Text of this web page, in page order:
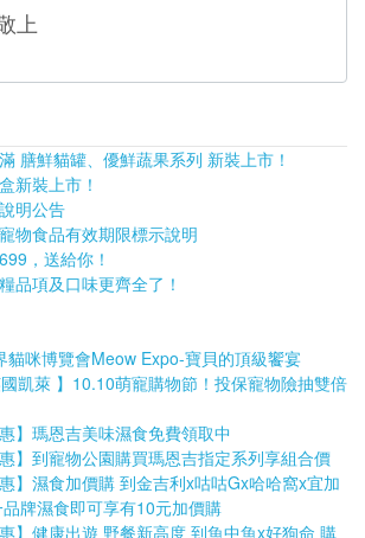
上
膳鮮貓罐、優鮮蔬果系列 新裝上市！
新裝上市！
明公告
物食品有效期限標示說明
，送給你！
品項及口味更齊全了！
貓咪博覽會Meow Expo-寶貝的頂級饗宴
國凱萊 】10.10萌寵購物節！投保寵物險抽雙倍
】瑪恩吉美味濕食免費領取中
惠】到寵物公園購買瑪恩吉指定系列享組合價
】濕食加價購 到金吉利x咕咕Gx哈哈窩x宜加
牌濕食即可享有10元加價購
惠】健康出遊 野餐新高度 到魚中魚x好狗命 購